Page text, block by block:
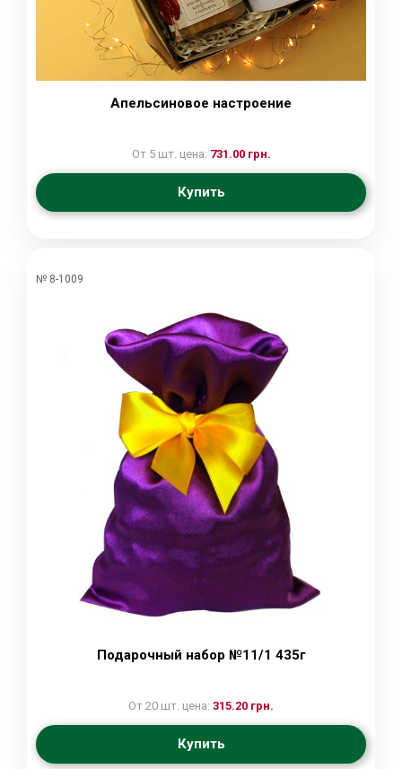
Апельсиновое настроение
От 5 шт. цена: 731.00 грн.
Купить
№ 8-1009
Подарочный набор №11/1 435г
От 20 шт. цена: 315.20 грн.
Купить